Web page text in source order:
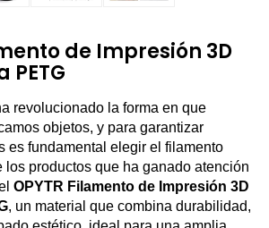
de Impresión 3D
revolucionado la forma en que
objetos, y para garantizar
es fundamental elegir el filamento
los productos que ha ganado atención
OPYTR Filamento de Impresión 3D
, un material que combina durabilidad,